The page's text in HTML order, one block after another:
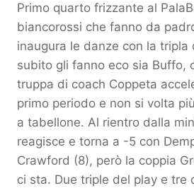
Primo quarto frizzante al
biancorossi che fanno da
inaugura le danze con la tripla
subito gli fanno eco sia Buffo,
truppa di coach Coppeta
primo periodo e non si volta
a tabellone. Al rientro dalla
reagisce e torna a -5 con
Crawford (8), però la coppia
ci sta. Due triple del play e tre